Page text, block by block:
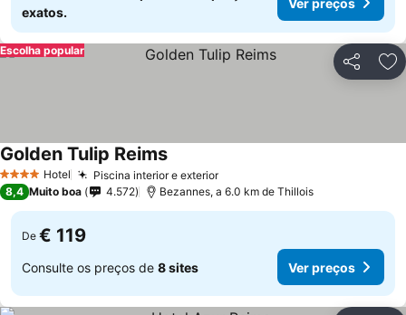
exatos.
Partilhar
Escolha popular
4 EstrelasHotel Piscina interior e exterior
Golden Tulip Reims
8,4 Muito boa 4.572 Bezannes, a 6.0 km de Thillois
De € 119
Consulte os preços de 8 sites Ver preços